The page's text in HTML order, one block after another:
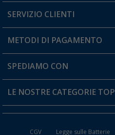
Diventare rivenditori
Il mio Account
Carta fedeltà Berger
SERVIZIO CLIENTI
Informazioni sulla spedizione
Resi
FAQ e Contatti
METODI DI PAGAMENTO
SPEDIAMO CON
LE NOSTRE CATEGORIE TOP
CGV Legge sulle Batterie